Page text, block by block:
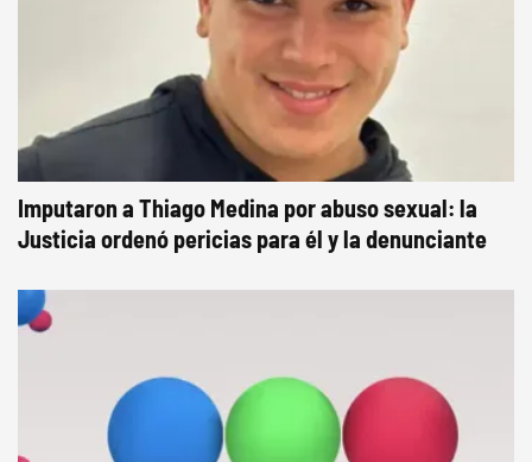
Imputaron a Thiago Medina por abuso sexual: la
Justicia ordenó pericias para él y la denunciante